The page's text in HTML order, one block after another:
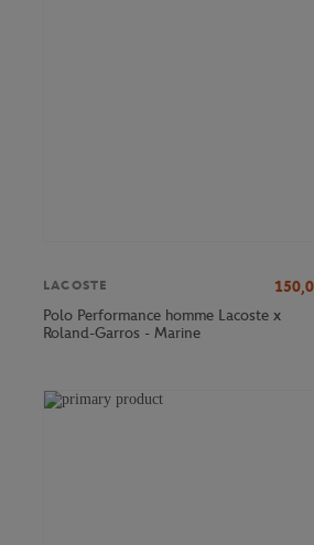
LACOSTE
Polo Performance homme Lacoste x
Roland-Garros - Marine